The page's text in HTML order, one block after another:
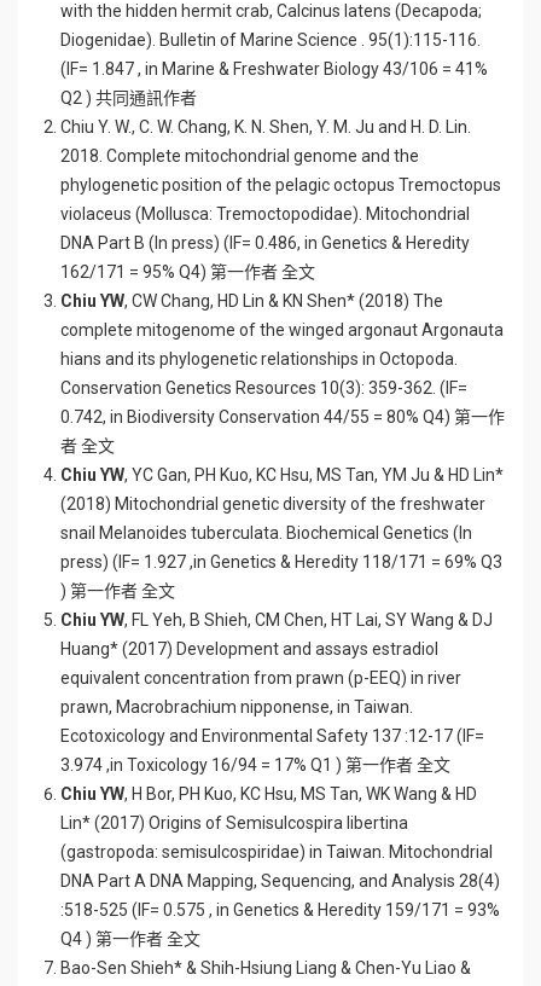
with the hidden hermit crab, Calcinus latens (Decapoda;
Diogenidae). Bulletin of Marine Science . 95(1):115-116.
(IF= 1.847 , in Marine & Freshwater Biology 43/106 = 41%
Q2 ) 共同通訊作者
Chiu Y. W., C. W. Chang, K. N. Shen, Y. M. Ju and H. D. Lin.
2018. Complete mitochondrial genome and the
phylogenetic position of the pelagic octopus Tremoctopus
violaceus (Mollusca: Tremoctopodidae). Mitochondrial
DNA Part B (In press) (IF= 0.486, in Genetics & Heredity
162/171 = 95% Q4) 第一作者 全文
Chiu YW, CW Chang, HD Lin & KN Shen* (2018) The
complete mitogenome of the winged argonaut Argonauta
hians and its phylogenetic relationships in Octopoda.
Conservation Genetics Resources 10(3): 359-362. (IF=
0.742, in Biodiversity Conservation 44/55 = 80% Q4) 第一作
者 全文
Chiu YW, YC Gan, PH Kuo, KC Hsu, MS Tan, YM Ju & HD Lin*
(2018) Mitochondrial genetic diversity of the freshwater
snail Melanoides tuberculata. Biochemical Genetics (In
press) (IF= 1.927 ,in Genetics & Heredity 118/171 = 69% Q3
) 第一作者 全文
Chiu YW, FL Yeh, B Shieh, CM Chen, HT Lai, SY Wang & DJ
Huang* (2017) Development and assays estradiol
equivalent concentration from prawn (p-EEQ) in river
prawn, Macrobrachium nipponense, in Taiwan.
Ecotoxicology and Environmental Safety 137 :12-17 (IF=
3.974 ,in Toxicology 16/94 = 17% Q1 ) 第一作者 全文
Chiu YW, H Bor, PH Kuo, KC Hsu, MS Tan, WK Wang & HD
Lin* (2017) Origins of Semisulcospira libertina
(gastropoda: semisulcospiridae) in Taiwan. Mitochondrial
DNA Part A DNA Mapping, Sequencing, and Analysis 28(4)
:518-525 (IF= 0.575 , in Genetics & Heredity 159/171 = 93%
Q4 ) 第一作者 全文
Bao-Sen Shieh* & Shih-Hsiung Liang & Chen-Yu Liao &